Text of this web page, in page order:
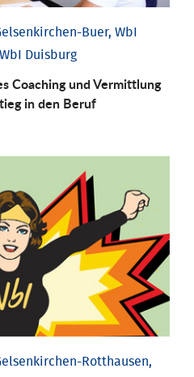
Buer, WbI
Duisburg
Coaching und Vermittlung
in den Beruf
Rotthausen,